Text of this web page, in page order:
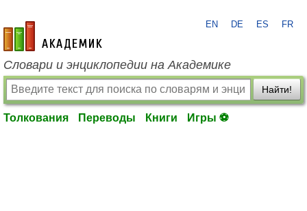
academic.ru
EN DE ES FR
Словари и энциклопедии на Академике
Найти!
Толкования Переводы Книги Игры ⚽